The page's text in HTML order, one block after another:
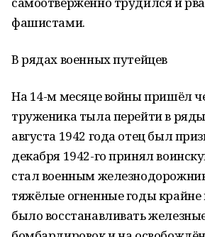
фашистами.
В рядах военных путейцев
На 14-м месяце войны пришёл
труженика тыла перейти в
августа 1942 года отец был
декабря 1942-го принял
стал военным
тяжёлые огненные годы
было восстанавливать